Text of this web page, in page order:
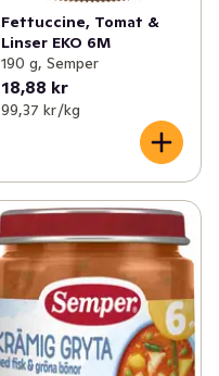
Fettuccine, Tomat &
Linser EKO 6M
190 g, Semper
18,88 kr
99,37 kr /kg